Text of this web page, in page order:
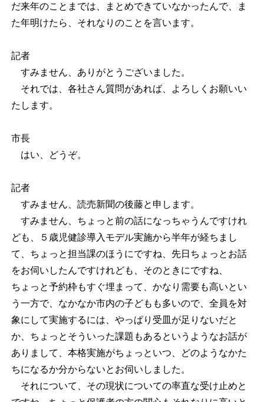
だ来年のことまでは、まとめできていなかったんで、ま
た年明けたら、それなりのことを言います。
記者
すみません、ありがとうございました。
それでは、各社さん質問があれば、よろしくお願いい
たします。
市長
はい、どうぞ。
記者
すみません、読売新聞の後藤と申します。
すみません、ちょっと前の話になっちゃうんですけれ
ども、５歳児健診導入モデル実施から半年が経ちまし
て、ちょっと担当課のほうにですね、先日ちょっとお話
をお伺いしたんですけれども、そのときにですね、
ちょっと予約枠もすぐ埋まって、かなり需要も高いとい
う一方で、なかなか市内の子どもも多いので、全員を対
象にして実施するには、やっぱり受皿が足りないだと
か、ちょっとそういった課題もあるというようなお話が
ありまして、本格実施がちょっといつ、どのようなかた
ちになるか分からないとお伺いしました。
それについて、その現状についての率直な受け止めと